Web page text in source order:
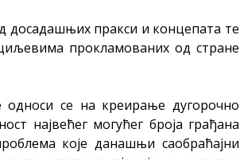
досадашњих пракси и концепата те
прокламованих од стране
се на креирање дугорочно
највећег могућег броја грађана
које данашњи саобраћајни